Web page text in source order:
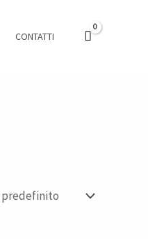
CONTATTI